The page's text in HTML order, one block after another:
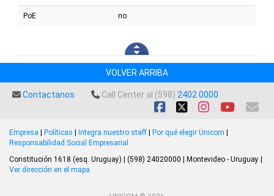
PoE no
VOLVER ARRIBA
Contactanos Call Center al (598) 2402 0000
Empresa | Políticas | Integra nuestro staff | Por qué elegir Unicom |
Responsabilidad Social Empresarial
Constitución 1618 (esq. Uruguay) | (598) 24020000 | Montevideo - Uruguay |
Ver dirección en el mapa